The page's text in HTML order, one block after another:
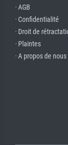
· AGB
· Confidentialité
· Droit de
· Plaintes
· A propos de nous